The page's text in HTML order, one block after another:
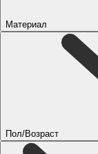
Материал
Пол/Возраст